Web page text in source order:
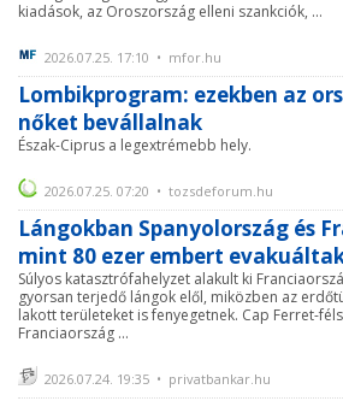
kiadások, az Oroszország elleni szankciók, ...
2026.07.25. 17:10 • mfor.hu
Lombikprogram: ezekben az
nőket bevállalnak
Észak-Ciprus a legextrémebb hely.
2026.07.25. 07:20 • tozsdeforum.hu
Lángokban Spanyolország és
mint 80 ezer embert
Súlyos katasztrófahelyzet alakult ki
gyorsan terjedő lángok elől, miközben az
lakott területeket is fenyegetnek. Cap Ferret-
Franciaország ...
2026.07.24. 19:35 • privatbankar.hu